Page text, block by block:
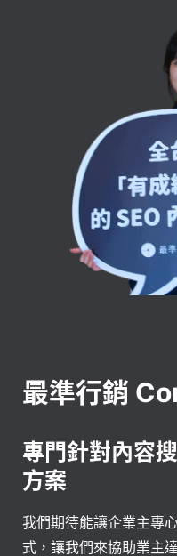
最準行銷
專門針對內容
方案
我們期待能讓企業主專
式，讓我們來協助業主